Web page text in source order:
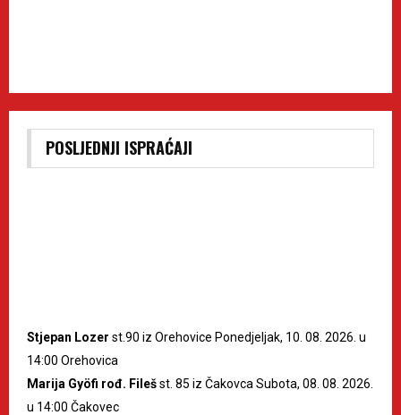
POSLJEDNJI ISPRAĆAJI
Stjepan Lozer st.90 iz Orehovice Ponedjeljak, 10. 08. 2026. u
14:00 Orehovica
Marija Gyöfi rođ. Filešst. 85 iz Čakovca Subota, 08. 08. 2026.
u 14:00 Čakovec